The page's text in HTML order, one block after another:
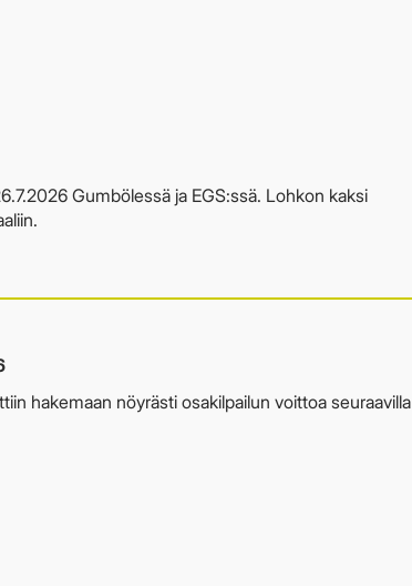
Gumbölessä ja EGS:ssä. Lohkon kaksi
hakemaan nöyrästi osakilpailun voittoa seuraavilla